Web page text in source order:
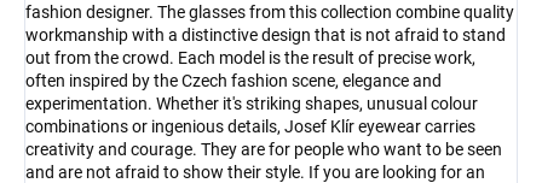
fashion designer. The glasses from this collection combine quality
workmanship with a distinctive design that is not afraid to stand
out from the crowd. Each model is the result of precise work,
often inspired by the Czech fashion scene, elegance and
experimentation. Whether it's striking shapes, unusual colour
combinations or ingenious details, Josef Klír eyewear carries
creativity and courage. They are for people who want to be seen
and are not afraid to show their style. If you are looking for an